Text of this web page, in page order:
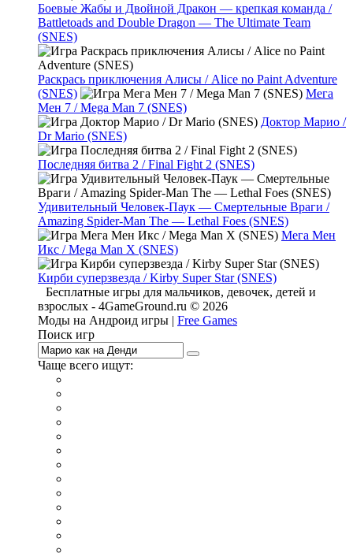
Боевые Жабы и Двойной Дракон — крепкая команда /
Battletoads and Double Dragon — The Ultimate Team
(SNES)
Раскрась приключения Алисы / Alice no Paint Adventure
(SNES)
Мега
Мен 7 / Mega Man 7 (SNES)
Доктор Марио /
Dr Mario (SNES)
Последняя битва 2 / Final Fight 2 (SNES)
Удивительный Человек-Паук — Смертельные Враги /
Amazing Spider-Man The — Lethal Foes (SNES)
Мега Мен
Икс / Mega Man X (SNES)
Кирби суперзвезда / Kirby Super Star (SNES)
Бесплатные игры для мальчиков, девочек, детей и
взрослых - 4GameGround.ru © 2026
Моды на Андроид игры | Free Games
Поиск игр
Чаще всего ищут: